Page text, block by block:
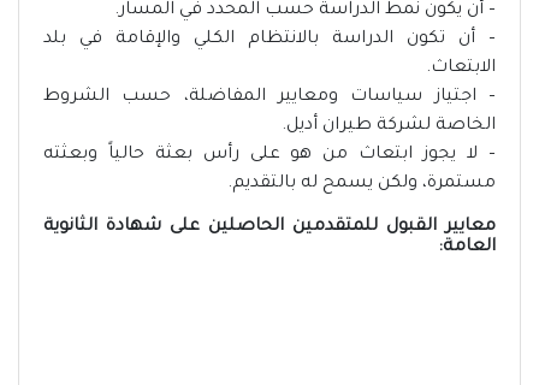
– أن يكون نمط الدراسة حسب المحدد في المسار.
– أن تكون الدراسة بالانتظام الكلي والإقامة في بلد
الابتعاث.
– اجتياز سياسات ومعايير المفاضلة، حسب الشروط
الخاصة لشركة طيران أديل.
– لا يجوز ابتعاث من هو على رأس بعثة حالياً وبعثته
مستمرة، ولكن يسمح له بالتقديم.
معايير القبول للمتقدمين الحاصلين على شهادة الثانوية
العامة: